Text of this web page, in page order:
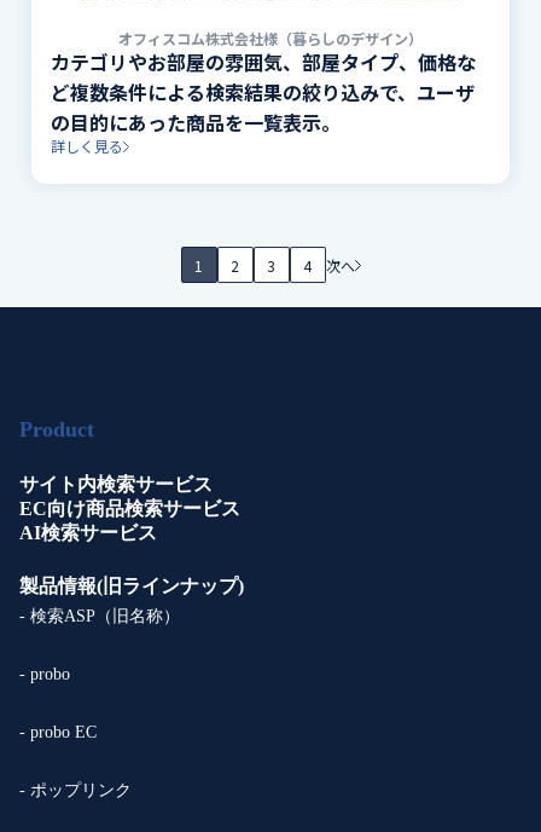
オフィスコム株式会社様（暮らしのデザイン）
カテゴリやお部屋の雰囲気、部屋タイプ、価格な
ど複数条件による検索結果の絞り込みで、ユーザ
の目的にあった商品を一覧表示。
詳しく見る
1 2 3 4 次へ
Product
サイト内検索サービス
EC向け商品検索サービス
AI検索サービス
製品情報(旧ラインナップ)
- 検索ASP（旧名称）
- probo
- probo EC
- ポップリンク